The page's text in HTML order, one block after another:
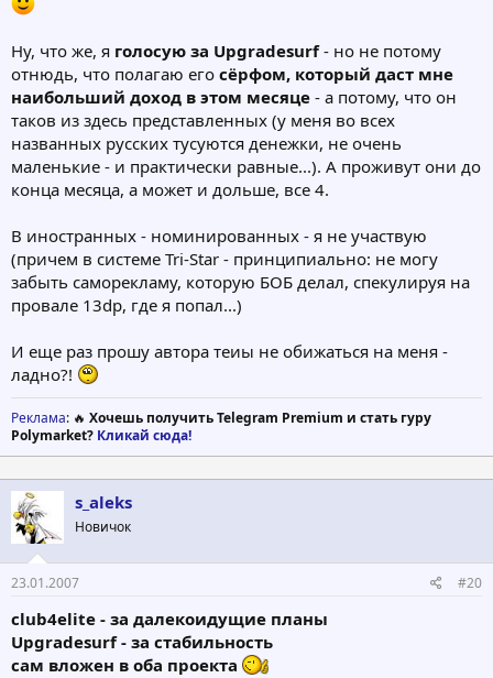
Ну, что же, я голосую за Upgradesurf- но не потому
отнюдь, что полагаю его сёрфом, который даст мне
наибольший доход в этом месяце - а потому, что он
таков из здесь представленных (у меня во всех
названных русских тусуются денежки, не очень
маленькие - и практически равные...). А проживут они до
конца месяца, а может и дольше, все 4.
В иностранных - номинированных - я не участвую
(причем в системе Tri-Star - принципиально: не могу
забыть саморекламу, которую БОБ делал, спекулируя на
провале 13dp, где я попал...)
И еще раз прошу автора теиы не обижаться на меня -
ладно?!
Реклама: 🔥 Хочешь получить Telegram Premium и стать гуру
Polymarket? Кликай сюда!
s_aleks
Новичок
23.01.2007 #20
club4elite - за далекоидущие планы
Upgradesurf - за стабильность
сам вложен в оба проекта